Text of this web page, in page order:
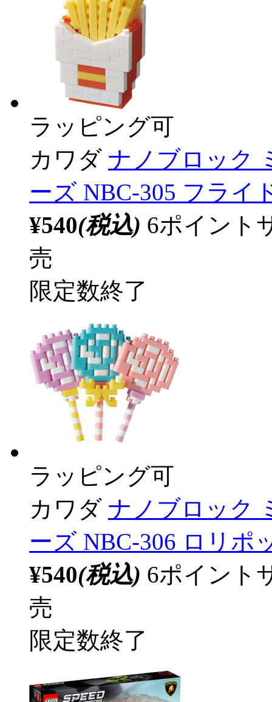
ラッピング可
カワダ ナノブロック
ーズ NBC-305 フライ
¥540(税込) 6ポイント
売
限定数終了
ラッピング可
カワダ ナノブロック
ーズ NBC-306 ロリポ
¥540(税込) 6ポイント
売
限定数終了